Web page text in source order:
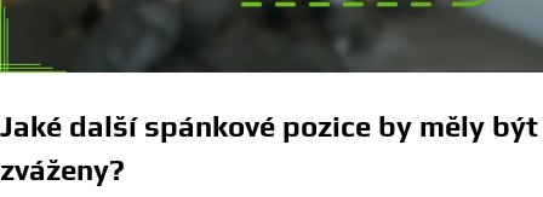
Jaké další spánkové pozice by měly být
zváženy?